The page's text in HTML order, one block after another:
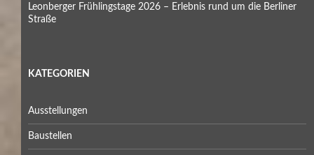
Leonberger Frühlingstage 2026 – Erlebnis rund um die Berliner
Straße
KATEGORIEN
Ausstellungen
Baustellen